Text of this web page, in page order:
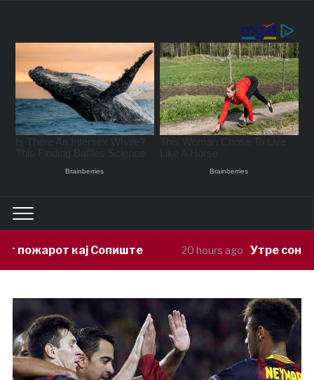
20 hours ago Утре сончево и многу топло